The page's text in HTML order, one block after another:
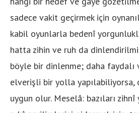
sadece vakit geçirmek için
kabil oyunlarla bedenî
hatta zihin ve ruh da
böyle bir dinlenme; daha faydalı
elverişli bir yolla yapılabiliyorsa,
uygun olur. Meselâ: bazıları zihnî